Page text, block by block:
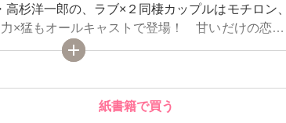
杉洋一郎の、ラブ×２同棲カップルはモチロン、
×猛もオールキャストで登場！ 甘いだけの恋で
郎×坂本のツンデレカップルもご用意。恋の嵐に巻
のお騒がせコミックス、100ページ超の商業誌未発
紙書籍で買う